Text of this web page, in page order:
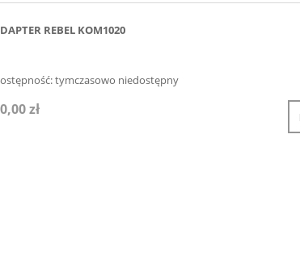
REBEL KOM1020
tymczasowo niedostępny
zł